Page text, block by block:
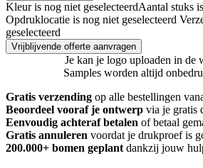
Kleur is nog niet geselecteerdAantal stuks
Opdruklocatie is nog niet geselecteerd
geselecteerd
Vrijblijvende offerte aanvragen
Je kan je logo uploaden in de
Samples worden altijd
Gratis verzending op alle bestellingen
Beoordeel vooraf je ontwerp via je gratis
Eenvoudig achteraf betalen of betaal
Gratis annuleren voordat je drukproef is
200.000+ bomen geplant dankzij jouw